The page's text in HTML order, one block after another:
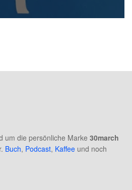
um die persönliche Marke 30march
Buch, Podcast, Kaffee und noch